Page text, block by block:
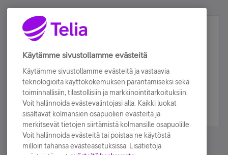
Älä jää paitsi – osallistu ja voita!
Tilaa Telian uutiskirje ja olet mukana arvonnassa.
sähköpostiisi.
Tilaa nyt
Käytämme sivustollamme evästeitä
Käytämme sivustollamme evästeitä ja vastaavia
teknologioita käyttökokemuksen parantamiseksi sekä
toiminnallisiin, tilastollisiin ja markkinointitarkoituksiin.
Voit hallinnoida evästevalintojasi alla. Kaikki luokat
sisältävät kolmansien osapuolien evästeitä ja
merkitsevät tietojen siirtämistä kolmansille osapuolille.
Voit hallinnoida evästeitä tai poistaa ne käytöstä
milloin tahansa evästeasetuksissa. Lisätietoja